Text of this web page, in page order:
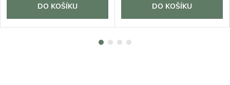
DO KOŠÍKU DO KOŠÍKU